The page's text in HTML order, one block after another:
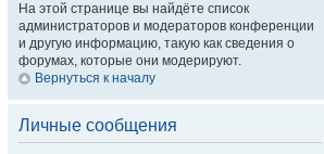
На этой странице вы найдёте список
администраторов и модераторов конференции
и другую информацию, такую как сведения о
форумах, которые они модерируют.
Вернуться к началу
Личные сообщения